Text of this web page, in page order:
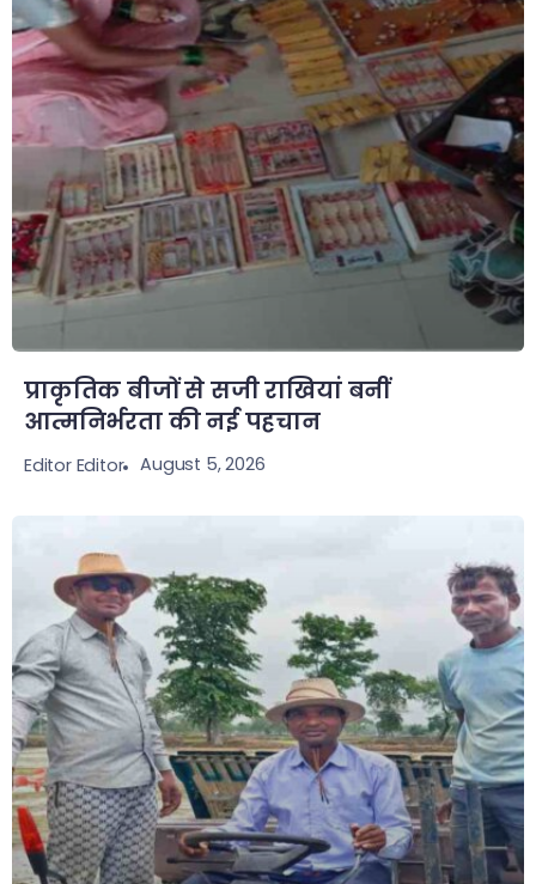
प्राकृतिक बीजों से सजी राखियां बनीं
आत्मनिर्भरता की नई पहचान
Editor Editor August 5, 2026